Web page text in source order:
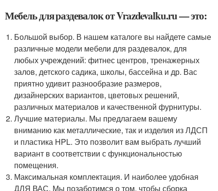
Мебель для раздевалок от Vrazdevalku.ru — это:
Большой выбор. В нашем каталоге вы найдете самые
различные модели мебели для раздевалок, для
любых учреждений: фитнес центров, тренажерных
залов, детского садика, школы, бассейна и др. Вас
приятно удивит разнообразие размеров,
дизайнерских вариантов, цветовых решений,
различных материалов и качественной фурнитуры.
Лучшие материалы. Мы предлагаем вашему
вниманию как металлические, так и изделия из ЛДСП
и пластика HPL. Это позволит вам выбрать лучший
вариант в соответствии с функциональностью
помещения.
Максимальная комплектация. И наиболее удобная
ДЛЯ ВАС. Мы позаботимся о том, чтобы сборка